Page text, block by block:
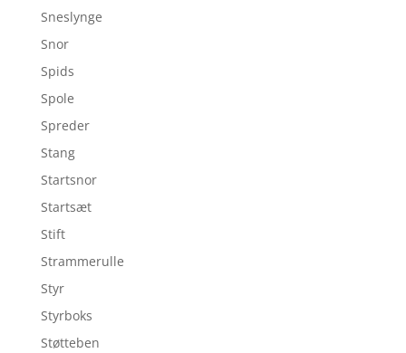
Sneslynge
Snor
Spids
Spole
Spreder
Stang
Startsnor
Startsæt
Stift
Strammerulle
Styr
Styrboks
Støtteben